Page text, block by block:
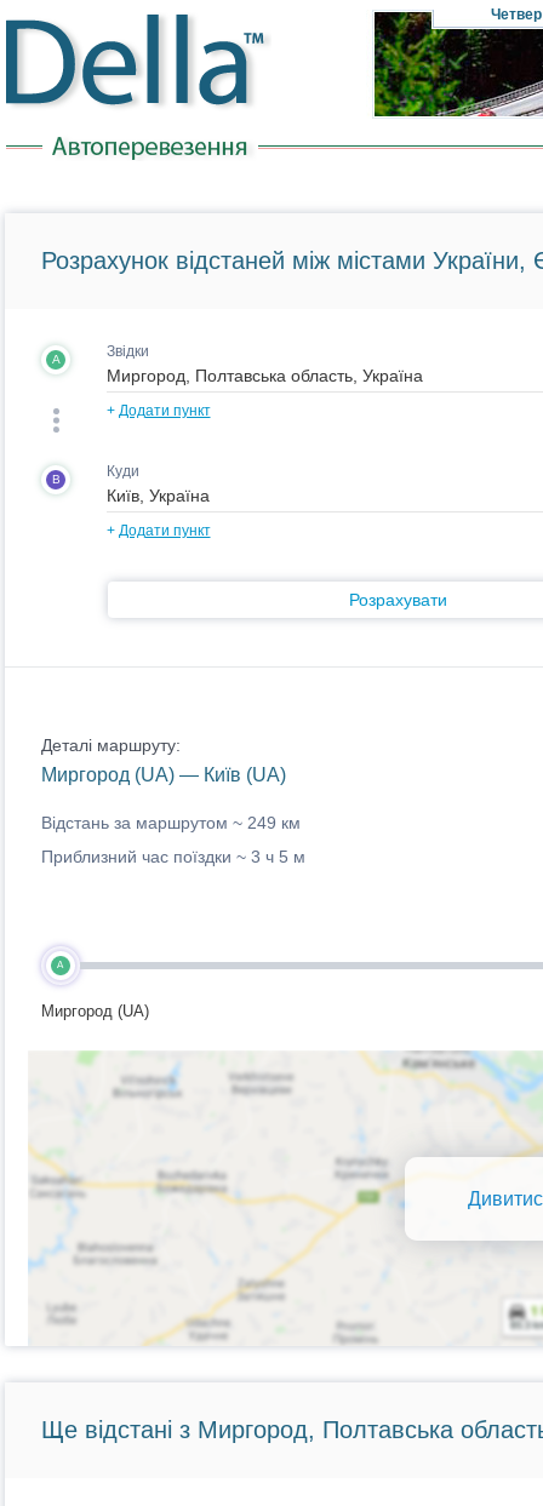
Четвер
Розрахунок відстаней між містами України,
A Звідки
+ Додати пункт
B Куди
+ Додати пункт
Розрахувати
Деталі маршруту:
Миргород (UA) — Київ (UA)
Відстань за маршрутом ~ 249 км
Приблизний час поїздки ~ 3 ч 5 м
A
Миргород (UA)
Ще відстані з Миргород, Полтавська